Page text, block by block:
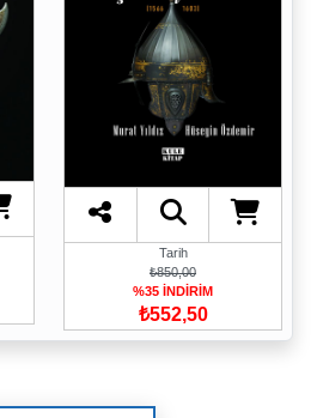
Tarih
₺850,00
%35 İNDİRİM
₺552,50